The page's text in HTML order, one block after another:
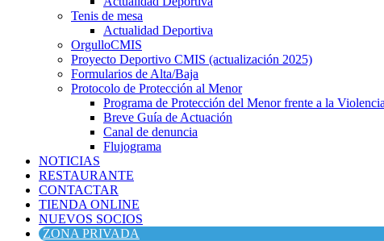
Tenis de mesa
Actualidad Deportiva
OrgulloCMIS
Proyecto Deportivo CMIS (actualización 2025)
Formularios de Alta/Baja
Protocolo de Protección al Menor
Programa de Protección del Menor frente a la
Breve Guía de Actuación
Canal de denuncia
Flujograma
NOTICIAS
RESTAURANTE
CONTACTAR
TIENDA ONLINE
NUEVOS SOCIOS
ZONA PRIVADA